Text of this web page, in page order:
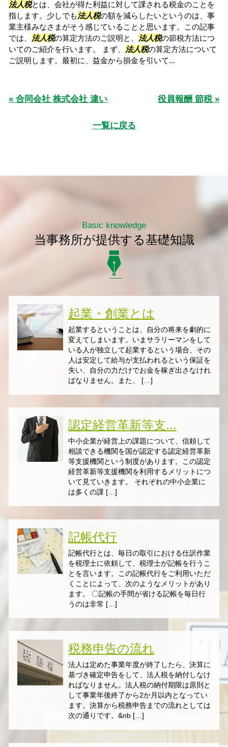
法人税とは、会社が得た利益に対して課される税金のことを
指します。少しでも 法人税の額を減らしたいというのは、事
業主様みなさまがそう感じていることと思います。この記事
では、
法人税の算定方法のご説明と、 法人税の節税方法につ
いてのご紹介を行います。 まず、
法人税の算定方法について
ご説明します。最初に、益金から損金を引いて...
« 合同会社 株式会社 違い 役員報酬 節税 »
一覧に戻る
Basic knowledge
当事務所が提供する基礎知識
起業・創業とは
起業するということは、自分の将来を劇的に
変えてしまいます。いまサラリーマンをして
いる人が独立して起業するという場合、その
人は安定して給与が支払われるという保証を
失い、自分の力だけでお金を稼ぎ出さなけれ
ばなりません。また、 […]
認定経営革新等支...
中小企業が経営上の課題について、信頼して
相談できる機関を国が認定する認定経営革新
等支援機関という制度があります。この認定
経営革新等支援機関を利用するメリットにつ
いて見ていきます。 それぞれの中小企業に
は多くの課 […]
記帳代行
記帳代行とは、毎日の取引における仕訳作業
を税理士に依頼して、税理士が記帳を行うこ
とを言います。この記帳代行をご利用いただ
くことによって、次のようなメリットがあり
ます。 〇記帳の手間が省ける記帳を毎日行
うのは非常 […]
税務申告の流れ
法人は定めた事業年度が終了したら、決算に
基づき確定申告をして、法人税を納付しなけ
ればなりません。法人税の納付期限は原則と
して事業年後終了から2か月以内となってい
ます。決算から税務申告までの流れとしては
次の通りです。&nb […]